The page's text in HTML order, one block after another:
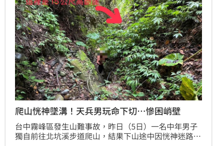
爬山恍神墜溝！天兵男玩命下切…慘困峭壁
台中霧峰區發生山難事故，昨日（5日）一名中年男子
獨自前往北坑溪步道爬山，結果下山途中因恍神迷路，